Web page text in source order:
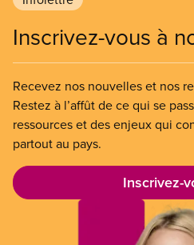
Inscrivez-vous à
Recevez nos nouvelles et nos
Restez à l’affût de ce qui se
ressources et des enjeux qui
partout au pays.
Inscrivez-